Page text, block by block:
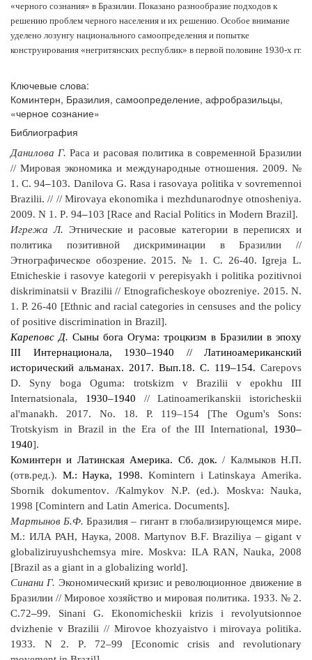
«черного сознания» в Бразилии. Показано разнообразие подходов к
решению проблем черного населения и их решению. Особое внимание
уделено лозунгу национального самоопределения и попытке
конструирования «негритянских республик» в первой половине 1930-х гг.
Ключевые слова:
Коминтерн, Бразилия, самоопределение, афробразильцы,
«черное сознание»
Библиография
Данилова Г. Раса и расовая политика в современной Бразилии
// Мировая экономика и международные отношения. 2009. №
1. С. 94–103. Danilova G.Rasa i rasovaya politika v sovremennoi
Brazilii. // // Mirovaya ekonomika i mezhdunarodnye otnosheniya.
2009. N 1. P. 94–103 [Race and Racial Politics in Modern Brazil].
Игрежа Л. Этнические и расовые категории в переписях и
политика позитивной дискриминации в Бразилии //
Этнографическое обозрение. 2015. № 1. С. 26-40.Igreja L.
Etnicheskie i rasovye kategorii v perepisyakh i politika pozitivnoi
diskriminatsii v Brazilii // Etnograficheskoye obozreniye. 2015. N.
1. P. 26-40 [Ethnic and racial categories in censuses and the policy
of positive discrimination in Brazil].
Кареповс Д. Сыны бога Огума: троцкизм в Бразилии в эпоху
III Интернационала, 1930–1940 // Латиноамериканский
исторический альманах. 2017. Вып.18. С. 119–154. Carepovs
D. Syny boga Oguma: trotskizm v Brazilii v epokhu
III
Internatsionala, 1930–1940 //Latinoamerikanskii
istoricheskii
al'manakh. 2017. No. 18. P. 119–154 [The Ogum's Sons:
Trotskyism in Brazil in the Era of the III International, 1930–
1940].
Коминтерн и Латинская Америка. Сб. док./ Калмыков Н.П.
(отв.ред.). М.: Наука, 1998. Komintern i Latinskaya Amerika.
Sbornik
dokumentov. /Kalmykov N.P. (ed.). Moskva: Nauka,
1998 [Comintern and Latin America. Documents].
Мартынов Б.Ф. Бразилия – гигант в глобализирующемся мире.
М.: ИЛА РАН, Наука, 2008. Martynov B.F.Braziliya – gigant v
globaliziruyushchemsya mire.Moskva: ILA RAN, Nauka, 2008
[Brazil as a giant in a globalizing world].
Синани Г. Экономический кризис и революционное движение в
Бразилии // Мировое хозяйство и мировая политика. 1933. № 2.
С.72–99. Sinani G. Ekonomicheskii krizis i
revolyutsionnoe
dvizhenie v Brazilii // Mirovoe khozyaistvo i mirovaya politika.
1933. N2. P. 72–99 [Economic crisis and
revolutionary